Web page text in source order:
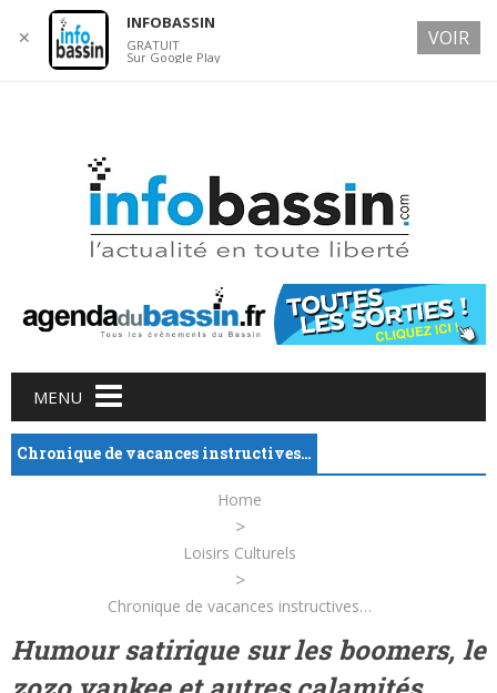
Main menu
content
MENU
Chronique de vacances instructives…
Home
>
Loisirs Culturels
>
Chronique de vacances instructives…
Humour satirique sur les boomers, le
✕
INFOBASSIN
GRATUIT
Sur Google Play
VOIR